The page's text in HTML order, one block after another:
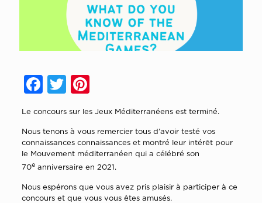
Facebook
TwitterPinterest
Le concours sur les Jeux Méditerranéens est terminé.
Nous tenons à vous remercier tous d’avoir testé vos
connaissances connaissances et montré leur intérêt pour
le Mouvement méditerranéen qui a célébré son
70eanniversaire en 2021.
Nous espérons que vous avez pris plaisir à participer à ce
concours et que vous vous êtes amusés.